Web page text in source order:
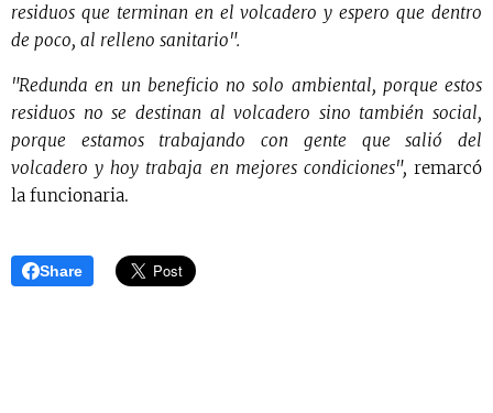
residuos que terminan en el volcadero y espero que dentro
de poco, al relleno sanitario".
"Redunda en un beneficio no solo ambiental, porque estos
residuos no se destinan al volcadero sino también social,
porque estamos trabajando con gente que salió del
volcadero y hoy trabaja en mejores condiciones", remarcó
la funcionaria.
Share